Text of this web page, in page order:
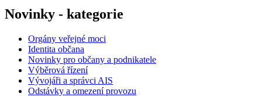
Novinky - kategorie
Orgány veřejné moci
Identita občana
Novinky pro občany a podnikatele
Výběrová řízení
Vývojáři a správci AIS
Odstávky a omezení provozu